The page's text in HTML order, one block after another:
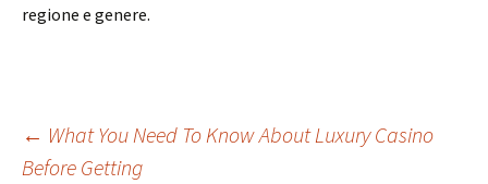
regione e genere.
Beitrags-
← What You Need To Know About Luxury Casino
Before Getting